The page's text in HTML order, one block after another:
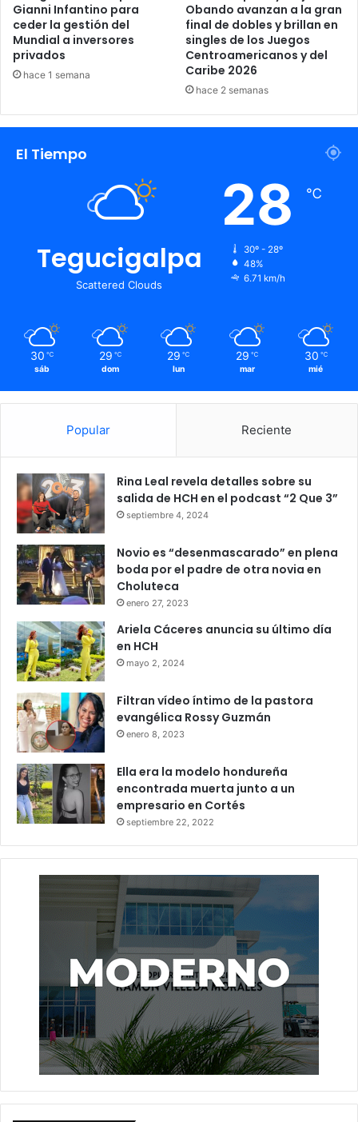
independientemente de quiénes lleguen como favoritos,
este grupo de jugadores “siempre va a ir a competir y dar
el máximo”, manteniendo la esencia que los llevó a la cima
del fútbol mundial en Qatar.
Mundial 2026
Gianni Infantino para
ceder la gestión del
Mundial a inversores
privados
hace 1 semana
Obando avanzan a la gran
final de dobles y brillan en
singles de los Juegos
Centroamericanos y del
Caribe 2026
hace 2 semanas
El Tiempo
Tegucigalpa
Scattered Clouds
28 ℃
30º - 28º
48%
6.71 km/h
30 ℃
sáb
29 ℃
dom
29 ℃
lun
29 ℃
mar
30 ℃
mié
Popular Reciente
Rina Leal revela detalles sobre su
salida de HCH en el podcast “2 Que 3”
septiembre 4, 2024
Novio es “desenmascarado” en plena
boda por el padre de otra novia en
Choluteca
enero 27, 2023
Ariela Cáceres anuncia su último día
en HCH
mayo 2, 2024
Filtran vídeo íntimo de la pastora
evangélica Rossy Guzmán
enero 8, 2023
Ella era la modelo hondureña
encontrada muerta junto a un
empresario en Cortés
septiembre 22, 2022